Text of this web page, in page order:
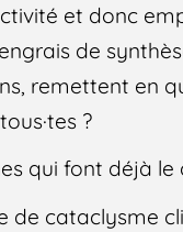
et donc
de
remettent en
?
qui font déjà le
de cataclysme